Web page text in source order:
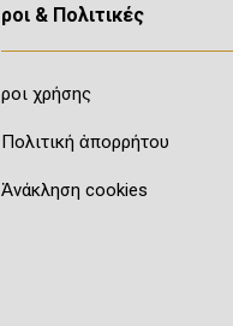
Ὅροι & Πολιτικές
Ὅροι χρήσης
Πολιτική ἀπορρήτου
Ἀνάκληση cookies